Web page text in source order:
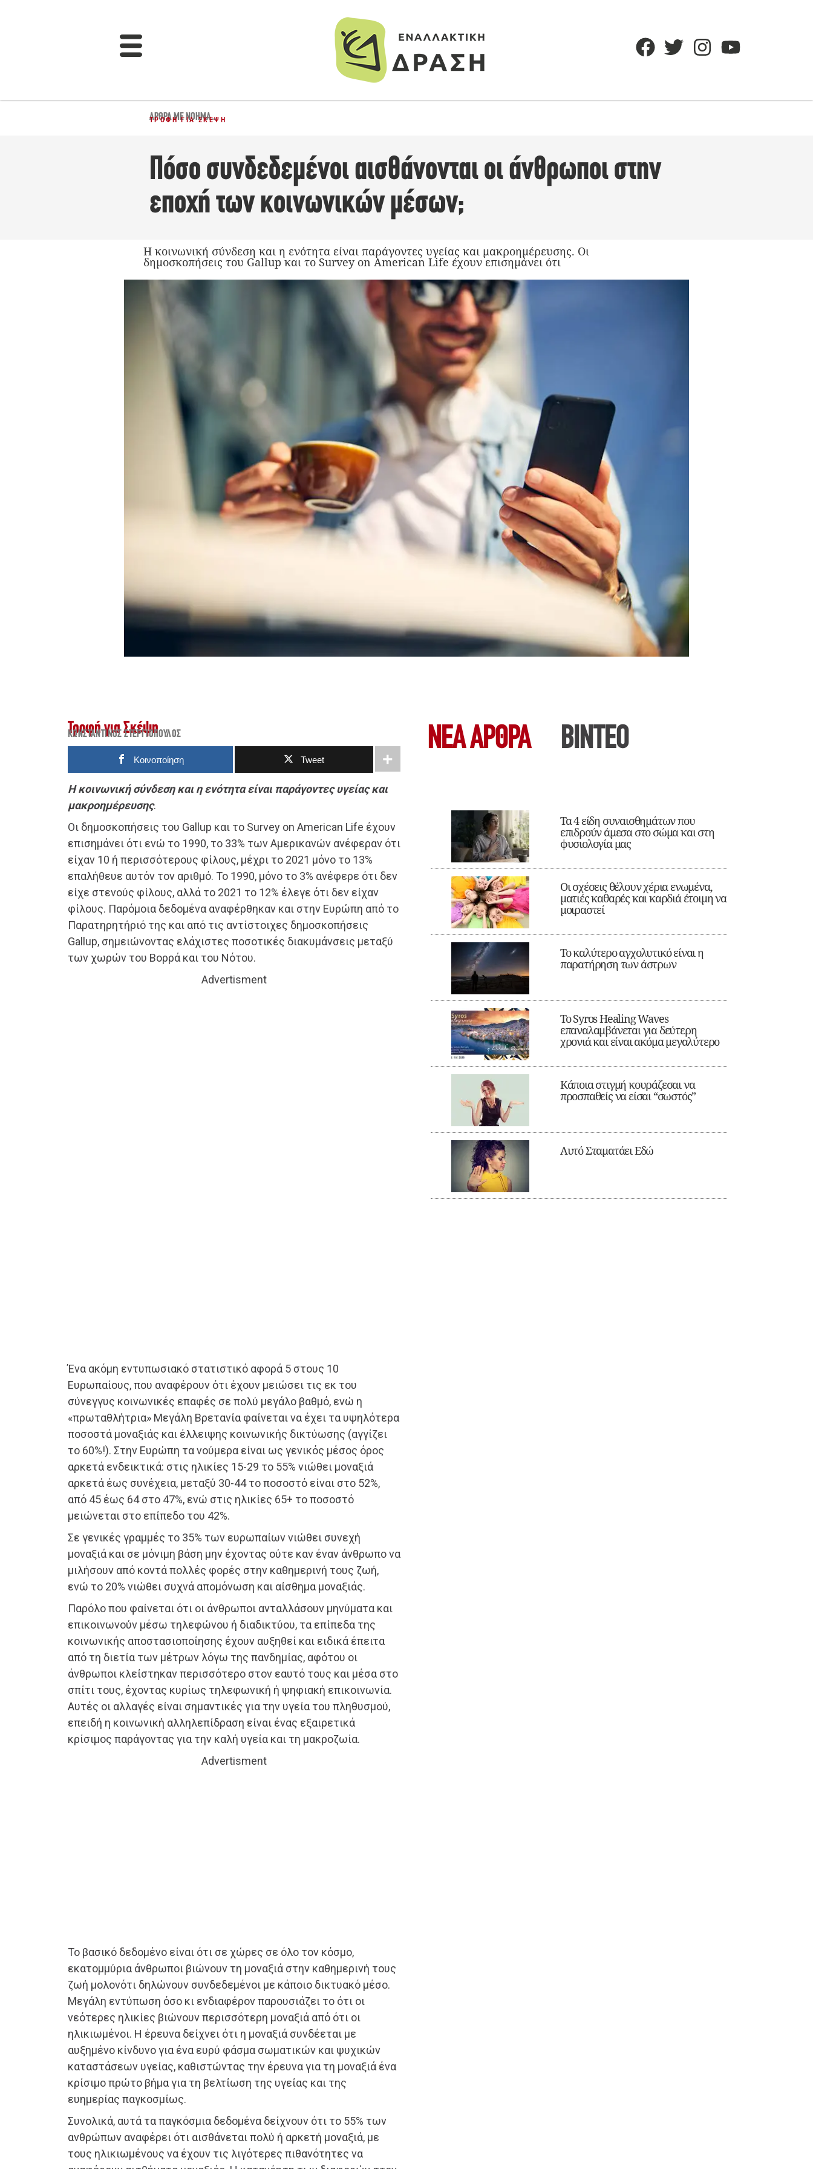
ΆΡΘΡΑ ΜΕ ΝΌΗΜΑ...
ΤΡΟΦΉ ΓΙΑ ΣΚΈΨΗ
Πόσο συνδεδεμένοι αισθάνονται οι άνθρωποι στην
εποχή των κοινωνικών μέσων;
Η κοινωνική σύνδεση και η ενότητα είναι παράγοντες υγείας και μακροημέρευσης. Οι
δημοσκοπήσεις του Gallup και το Survey on American Life έχουν επισημάνει ότι
Τροφή για Σκέψη
ΚΩΝΣΤΑΝΤΊΝΟΣ ΣΤΕΡΓΙΌΠΟΥΛΟΣ
Κοινοποίηση Tweet
Η κοινωνική σύνδεση και η ενότητα είναι παράγοντες υγείας και
μακροημέρευσης.
Οι δημοσκοπήσεις του Gallup και το Survey on American Life έχουν
επισημάνει ότι ενώ το 1990, το 33% των Αμερικανών ανέφεραν ότι
είχαν 10 ή περισσότερους φίλους, μέχρι το 2021 μόνο το 13%
επαλήθευε αυτόν τον αριθμό. Το 1990, μόνο το 3% ανέφερε ότι δεν
είχε στενούς φίλους, αλλά το 2021 το 12% έλεγε ότι δεν είχαν
φίλους. Παρόμοια δεδομένα αναφέρθηκαν και στην Ευρώπη από το
Παρατηρητήριό της και από τις αντίστοιχες δημοσκοπήσεις
Gallup, σημειώνοντας ελάχιστες ποσοτικές διακυμάνσεις μεταξύ
των χωρών του Βορρά και του Νότου.
Advertisment
Ένα ακόμη εντυπωσιακό στατιστικό αφορά 5 στους 10
Ευρωπαίους, που αναφέρουν ότι έχουν μειώσει τις εκ του
σύνεγγυς κοινωνικές επαφές σε πολύ μεγάλο βαθμό, ενώ η
«πρωταθλήτρια» Μεγάλη Βρετανία φαίνεται να έχει τα υψηλότερα
ποσοστά μοναξιάς και έλλειψης κοινωνικής δικτύωσης (αγγίζει
το 60%!). Στην Ευρώπη τα νούμερα είναι ως γενικός μέσος όρος
αρκετά ενδεικτικά: στις ηλικίες 15-29 το 55% νιώθει μοναξιά
αρκετά έως συνέχεια, μεταξύ 30-44 το ποσοστό είναι στο 52%,
από 45 έως 64 στο 47%, ενώ στις ηλικίες 65+ το ποσοστό
μειώνεται στο επίπεδο του 42%.
Σε γενικές γραμμές το 35% των ευρωπαίων νιώθει συνεχή
μοναξιά και σε μόνιμη βάση μην έχοντας ούτε καν έναν άνθρωπο να
μιλήσουν από κοντά πολλές φορές στην καθημερινή τους ζωή,
ενώ το 20% νιώθει συχνά απομόνωση και αίσθημα μοναξιάς.
Παρόλο που φαίνεται ότι οι άνθρωποι ανταλλάσουν μηνύματα και
επικοινωνούν μέσω τηλεφώνου ή διαδικτύου, τα επίπεδα της
κοινωνικής αποστασιοποίησης έχουν αυξηθεί και ειδικά έπειτα
από τη διετία των μέτρων λόγω της πανδημίας, αφότου οι
άνθρωποι κλείστηκαν περισσότερο στον εαυτό τους και μέσα στο
σπίτι τους, έχοντας κυρίως τηλεφωνική ή ψηφιακή επικοινωνία.
Αυτές οι αλλαγές είναι σημαντικές για την υγεία του πληθυσμού,
επειδή η κοινωνική αλληλεπίδραση είναι ένας εξαιρετικά
κρίσιμος παράγοντας για την καλή υγεία και τη μακροζωία.
Advertisment
Το βασικό δεδομένο είναι ότι σε χώρες σε όλο τον κόσμο,
εκατομμύρια άνθρωποι βιώνουν τη μοναξιά στην καθημερινή τους
ζωή μολονότι δηλώνουν συνδεδεμένοι με κάποιο δικτυακό μέσο.
Μεγάλη εντύπωση όσο κι ενδιαφέρον παρουσιάζει το ότι οι
νεότερες ηλικίες βιώνουν περισσότερη μοναξιά από ότι οι
ηλικιωμένοι. Η έρευνα δείχνει ότι η μοναξιά συνδέεται με
αυξημένο κίνδυνο για ένα ευρύ φάσμα σωματικών και ψυχικών
καταστάσεων υγείας, καθιστώντας την έρευνα για τη μοναξιά ένα
κρίσιμο πρώτο βήμα για τη βελτίωση της υγείας και της
ευημερίας παγκοσμίως.
Συνολικά, αυτά τα παγκόσμια δεδομένα δείχνουν ότι το 55% των
ανθρώπων αναφέρει ότι αισθάνεται πολύ ή αρκετή μοναξιά, με
τους ηλικιωμένους να έχουν τις λιγότερες πιθανότητες να
ΝΕΑ ΆΡΘΡΑ ΒΙΝΤΕΟ
Τα 4 είδη συναισθημάτων που
επιδρούν άμεσα στο σώμα και στη
φυσιολογία μας
Οι σχέσεις θέλουν χέρια ενωμένα,
ματιές καθαρές και καρδιά έτοιμη να
μοιραστεί
Το καλύτερο αγχολυτικό είναι η
παρατήρηση των άστρων
Το Syros Healing Waves
επαναλαμβάνεται για δεύτερη
χρονιά και είναι ακόμα μεγαλύτερο
Κάποια στιγμή κουράζεσαι να
προσπαθείς να είσαι “σωστός”
Αυτό Σταματάει Εδώ